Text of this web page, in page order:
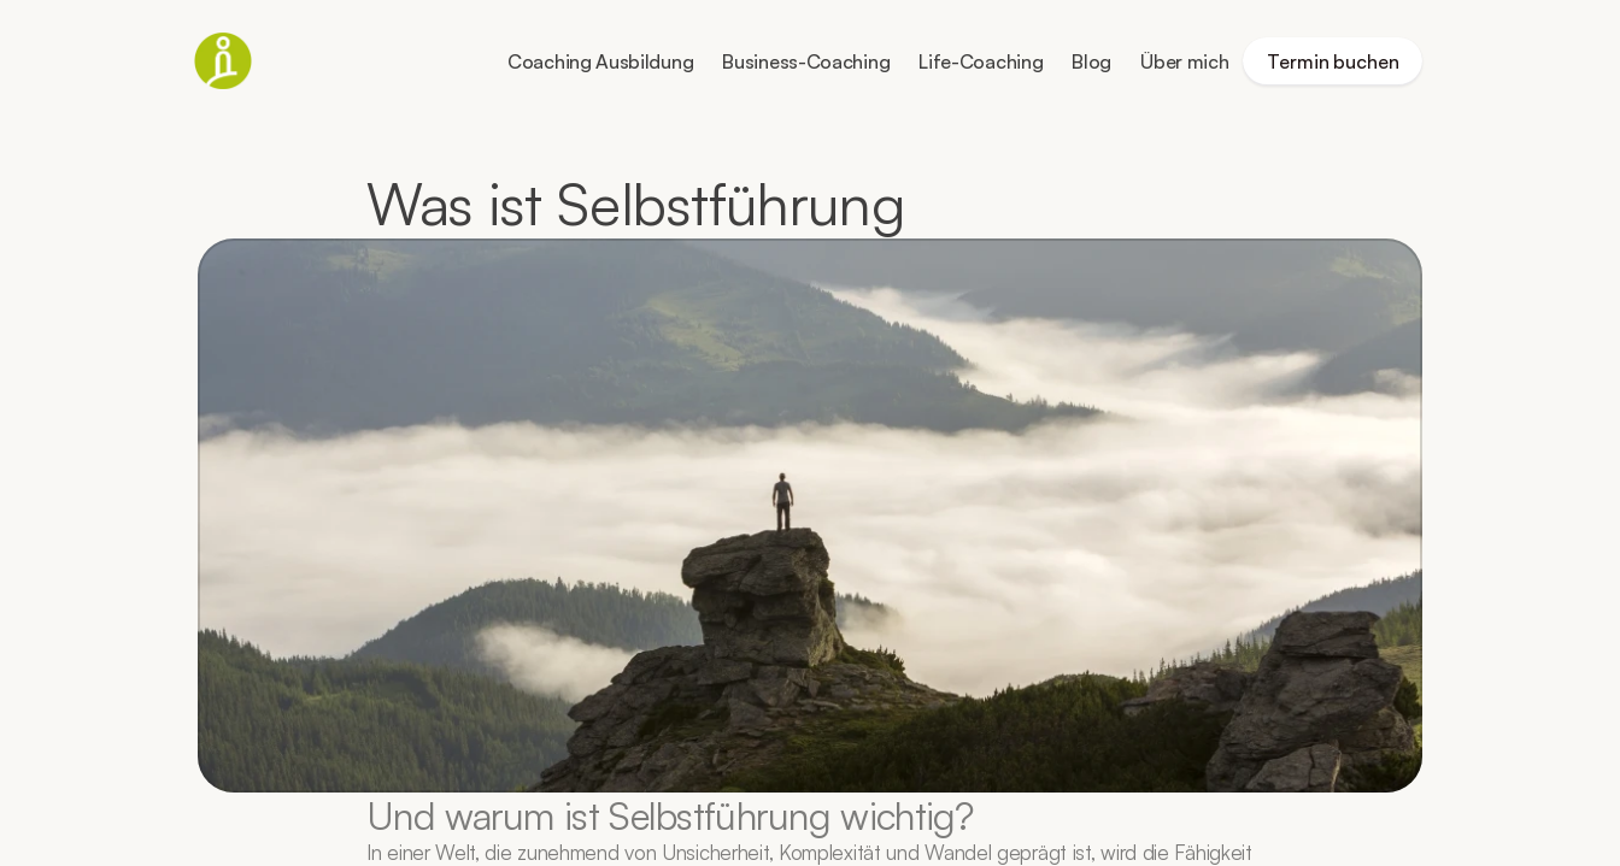
Coaching Ausbildung Business-Coaching Life-Coaching Blog Über mich Termin buchen
Was ist Selbstführung
Und warum ist Selbstführung wichtig?
In einer Welt, die zunehmend von Unsicherheit, Komplexität und Wandel geprägt ist, wird die Fähigkeit